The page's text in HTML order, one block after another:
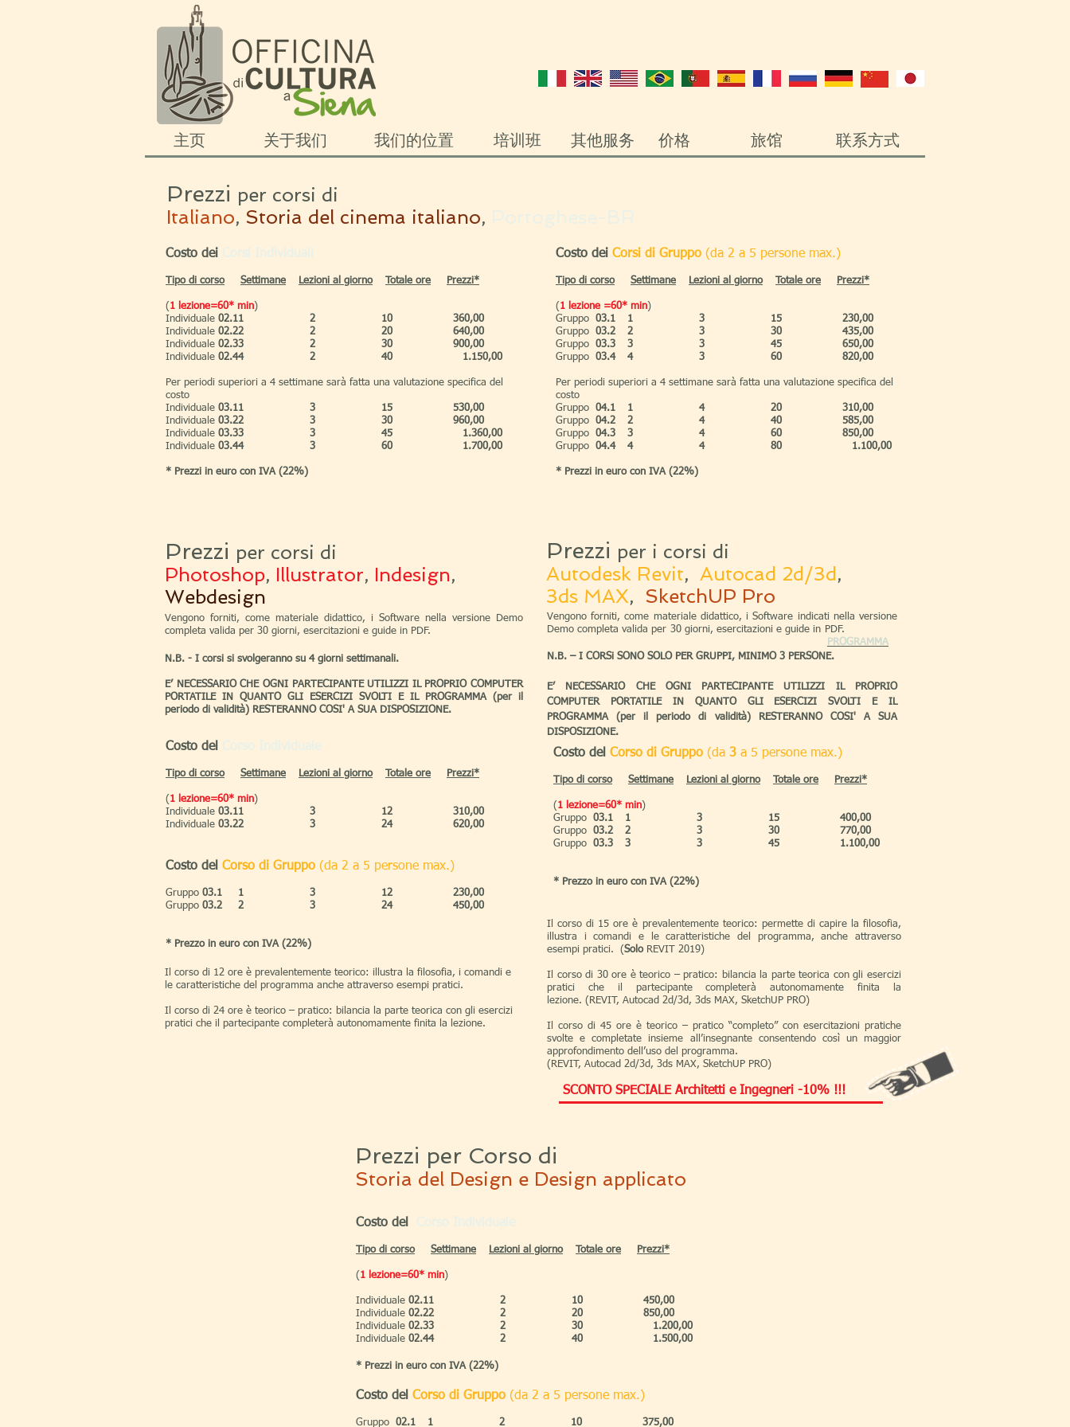
主页 关于我们 我们的位置 培训班 其他服务 价格 旅馆 联系方式
Prezzi per corsi di
Italiano, Storia del cinema italiano,
Costo dei
Tipodi corso Settimane Lezioni al giorno Totale ore Prezzi*​
(1 lezione=60* min)
Individuale 02.11 2 10
360,00
Individuale 02.22 2 20
640,00
Individuale 02.33 2 30
900,00
Individuale 02.44 2 40 1.150,00
Per periodi superiori a 4 settimane sarà fatta una valutazione specifica del
costo
Individuale 03.11 3 15
530,00
Individuale 03.22 3 30
960,00
Individuale 03.33 3 45
1.360,00
Individuale 03.44 3 60 1.700,00
* Prezzi in euro con IVA (22%)
Costo dei Corsi di Gruppo (da 2 a 5 persone max.)
Tipodi corso Settimane Lezioni al giorno Totale ore Prezzi*​
(1 lezione =60* min)
Gruppo 03.1 1 3 15
230,00
Gruppo 03.2 2 3 30
435,00
Gruppo 03.3 3 3 45
650,00
Gruppo 03.4 4 3 60 820,00
Per periodi superiori a 4 settimane sarà fatta una valutazione specifica del
costo
Gruppo 04.1 1 4 20
310,00
Gruppo 04.2 2 4 40
585,00
Gruppo
04.3 3 4 60
850,00
Gruppo 04.4 4 4 80 1.100,00
* Prezzi in euro con IVA (22%)
Prezzi per corsi di
Photoshop, Illustrator, Indesign,
Webdesign
Prezzi per i corsi di
Autodesk Revit, Autocad 2d/3d,
3ds MAX, SketchUP Pro
Vengono forniti, come materiale didattico, i Software nella versione Demo
completa valida per 30 giorni, esercitazioni e guide in PDF.
N.B. - I corsi si svolgeranno su 4 giorni settimanali.​
E’ NECESSARIO CHE OGNI PARTECIPANTE UTILIZZI IL PROPRIO COMPUTER
PORTATILE IN QUANTO GLI ESERCIZI SVOLTI E IL PROGRAMMA (per il
periodo di validità) RESTERANNO COSI' A SUA DISPOSIZIONE.
Vengono forniti, come materiale didattico, i Software indicati nella versione
Demo completa valida per 30 giorni, esercitazioni e guide in PDF.
PROGRAMMA
N.B. – I CORSi SONO SOLO PER GRUPPI, MINIMO 3 PERSONE.
E’ NECESSARIO CHE OGNI PARTECIPANTE UTILIZZI IL PROPRIO
COMPUTER PORTATILE IN QUANTO GLI ESERCIZI SVOLTI E IL
PROGRAMMA (per il periodo di validità) RESTERANNO COSI' A SUA
DISPOSIZIONE.
Costo del Corso di Gruppo (da 3 a 5 persone max.)
Tipodi corso Settimane Lezioni al giorno Totale ore Prezzi*​
(1 lezione=60* min)
Gruppo 03.1 1 3 15
400,00
Gruppo 03.2 2 3 30
770,00
Gruppo 03.3 3 3 45 1.100,00
* Prezzo in euro con IVA (22%)
Costo del
Tipodi corso Settimane Lezioni al giorno Totale ore Prezzi*​
(1 lezione=60* min)
Individuale 03.11 3 12
310,00
Individuale 03.22 3 24 620,00
Costo del Corso di Gruppo (da 2 a 5 persone max.)
Gruppo 03.1 1 3 12
230,00
Gruppo 03.2 2 3 24 450,00
* Prezzo in euro con IVA (22%)
Il corso di 12 ore è prevalentemente teorico: illustra la filosofia, i comandi e
le caratteristiche del programma anche attraverso esempi pratici.
Il corso di 24 ore è teorico – pratico: bilancia la parte teorica con gli esercizi
pratici che il partecipante completerà autonomamente finita la lezione.
Il corso di 15 ore è prevalentemente teorico: permette di capire la filosofia,
illustra i comandi e le caratteristiche del programma, anche attraverso
esempi pratici. (Solo REVIT 2019)
Il corso di 30 ore è teorico – pratico: bilancia la parte teorica con gli esercizi
pratici che il partecipante completerà autonomamente finita la
lezione. (REVIT, Autocad 2d/3d, 3ds MAX, SketchUP PRO)
Il corso di 45 ore è teorico – pratico “completo” con esercitazioni pratiche
svolte e completate insieme all’insegnante consentendo così un maggior
approfondimento dell’uso del programma.
(REVIT, Autocad 2d/3d, 3ds MAX, SketchUP PRO)
SCONTO SPECIALE Architetti e Ingegneri -10% !!!
Prezzi per Corso di
Storia del Design e Design applicato
Costo del
Tipodi corso Settimane Lezioni al giorno Totale ore Prezzi*​
(1 lezione=60* min)
Individuale 02.11 2 10
450,00
Individuale 02.22 2 20
850,00
Individuale 02.33 2 30
1.200,00
Individuale 02.44 2 40 1.500,00
* Prezzi in euro con IVA (22%)
Costo del Corso di Gruppo (da 2 a 5 persone max.)
Gruppo 02.1 1 2 10 375,00